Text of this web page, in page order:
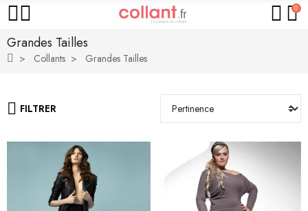
0
Grandes Tailles
Collants Grandes Tailles
FILTRER